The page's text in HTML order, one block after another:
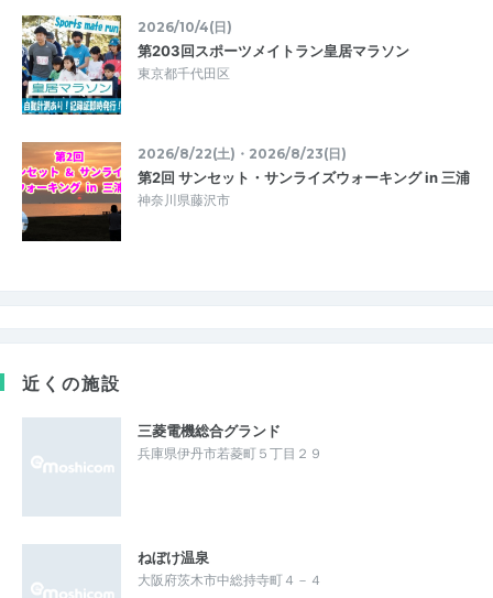
2026/10/4(日)
第203回スポーツメイトラン皇居マラソン
東京都千代田区
2026/8/22(土)・2026/8/23(日)
第2回 サンセット・サンライズウォーキング in 三浦
神奈川県藤沢市
近くの施設
三菱電機総合グランド
兵庫県伊丹市若菱町５丁目２９
ねぼけ温泉
大阪府茨木市中総持寺町４－４